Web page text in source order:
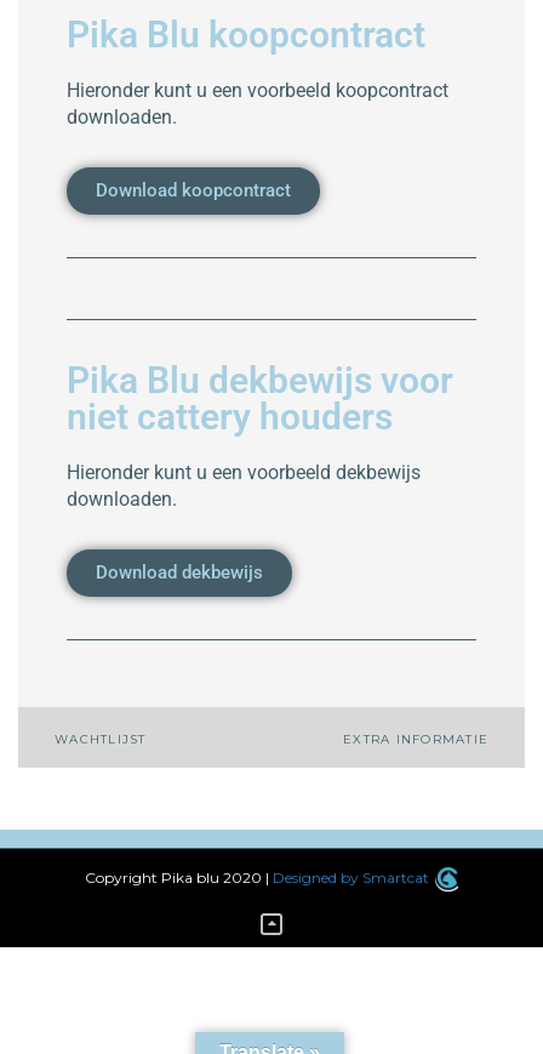
Pika Blu koopcontract
Hieronder kunt u een voorbeeld koopcontract
downloaden.
Download koopcontract
Pika Blu dekbewijs voor
niet cattery houders
Hieronder kunt u een voorbeeld dekbewijs
downloaden.
Download dekbewijs
WACHTLIJST EXTRA INFORMATIE
Copyright Pika blu 2020 | Designed by Smartcat